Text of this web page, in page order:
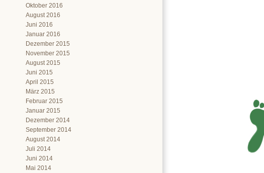
Oktober 2016
August 2016
Juni 2016
Januar 2016
Dezember 2015
November 2015
August 2015
Juni 2015
April 2015
März 2015
Februar 2015
Januar 2015
Dezember 2014
September 2014
August 2014
Juli 2014
Juni 2014
Mai 2014